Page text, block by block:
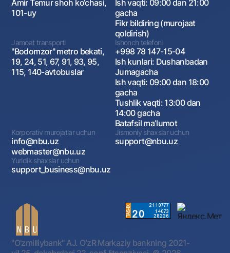
Amir Temur shoh ko‘chasi,
101-uy
Ish vaqti: 09:00 dan 21:00
gacha
Fikr bildiring (murojaat
qoldirish)
Jamoat transporti
"Bodomzor" metro bekati,
19, 24, 51, 67, 91, 93, 95,
115, 140-avtobuslar
Ishonch telefoni
+998 78 147-15-04
Ish kunlari: Dushanbadan
Jumagacha
Ish vaqti: 09:00 dan 18:00
gacha
Tushlik vaqti: 13:00 dan
14:00 gacha
Batafsil maʼlumot
Korporativ murojatlar uchun
info@nbu.uz
webmaster@nbu.uz
Jismoniy shaxslar uchun
support@nbu.uz
Yuridik shaxslar uchun
support_business@nbu.uz
"O'zmilliybank" AJ. OʻzR Markaziy bankning 2021-